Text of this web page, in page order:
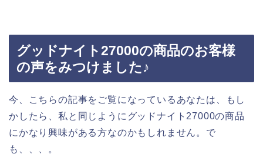
グッドナイト27000の商品のお客様
の声をみつけました♪
今、こちらの記事をご覧になっているあなたは、もし
かしたら、私と同じようにグッドナイト27000の商品
にかなり興味がある方なのかもしれません。で
も、、、。